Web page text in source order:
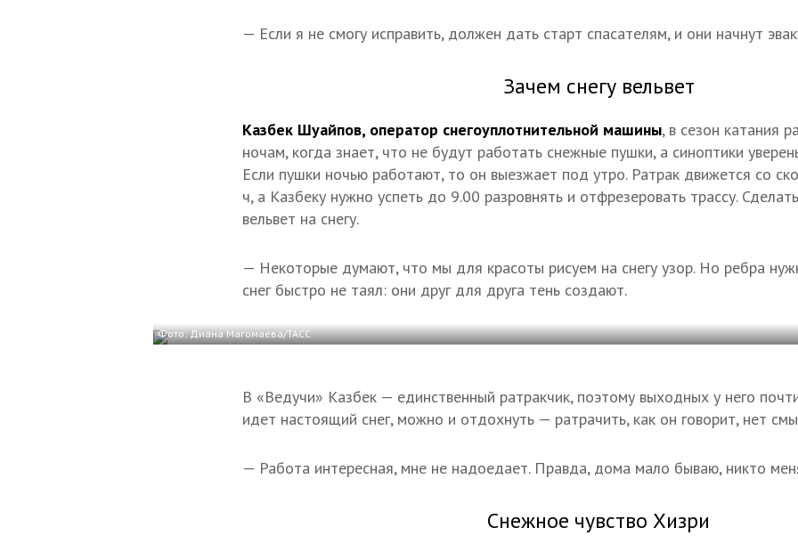
— Если я не смогу исправить, должен дать старт спасателям, и они начнут
Зачем снегу вельвет
Казбек Шуайпов, оператор снегоуплотнительной машины, в сезон катания
ночам, когда знает, что не будут работать снежные пушки, а синоптики
Если пушки ночью работают, то он выезжает под утро. Ратрак движется со
ч, а Казбеку нужно успеть до 9.00 разровнять и отфрезеровать трассу.
вельвет на снегу.
— Некоторые думают, что мы для красоты рисуем на снегу узор. Но ребра
снег быстро не таял: они друг для друга тень создают.
Фото: Диана Магомаева/ТАСС
В «Ведучи» Казбек — единственный ратракчик, поэтому выходных у него
идет настоящий снег, можно и отдохнуть — ратрачить, как он говорит, нет
— Работа интересная, мне не надоедает. Правда, дома мало бываю, никто
Снежное чувство Хизри